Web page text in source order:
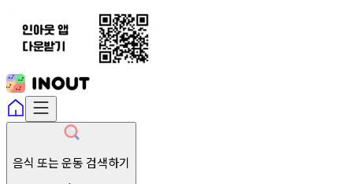
음식 또는 운동 검색하기